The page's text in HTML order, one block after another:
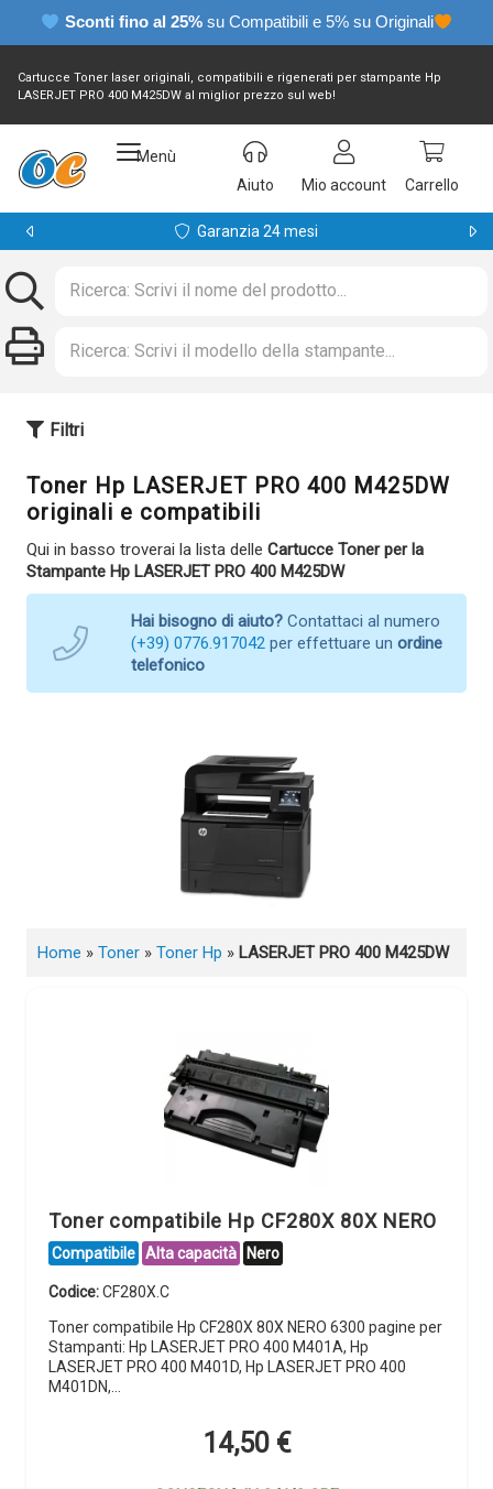
Sconti fino al 25% su Compatibili e 5% su Originali
Cartucce Toner laser originali, compatibili e rigenerati per stampante Hp
LASERJET PRO 400 M425DW al miglior prezzo sul web!
Menù
Aiuto
Mio account Carrello
Garanzia 24 mesi
Filtri
Toner Hp LASERJET PRO 400 M425DW
originali e compatibili
Qui in basso troverai la lista delle Cartucce Toner per la
Stampante Hp LASERJET PRO 400 M425DW
Hai bisogno di aiuto? Contattaci al numero
(+39) 0776.917042 per effettuare un ordine
telefonico
Home » Toner » Toner Hp » LASERJET PRO 400 M425DW
Toner compatibile Hp CF280X 80X NERO
Compatibile Alta capacità Nero
Codice:CF280X.C
Toner compatibile Hp CF280X 80X NERO 6300 pagine per
Stampanti: Hp LASERJET PRO 400 M401A, Hp
LASERJET PRO 400 M401D, Hp LASERJET PRO 400
M401DN,…
14,50 €